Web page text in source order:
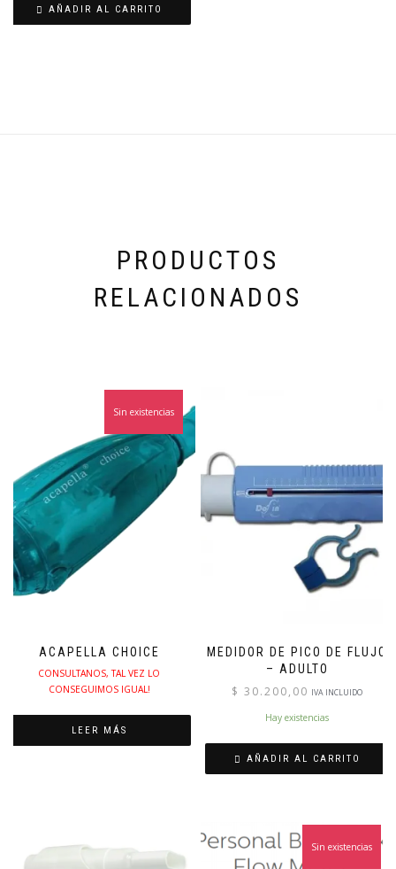
$ 25.200,00.
AÑADIR AL CARRITO
PRODUCTOS
RELACIONADOS
ACAPELLA CHOICE
Sin existencias
CONSULTANOS, TAL VEZ LO
CONSEGUIMOS IGUAL!
LEER MÁS
MEDIDOR DE PICO DE FLUJO
– ADULTO
$ 30.200,00 IVA INCLUIDO
Hay existencias
AÑADIR AL CARRITO
Sin existencias